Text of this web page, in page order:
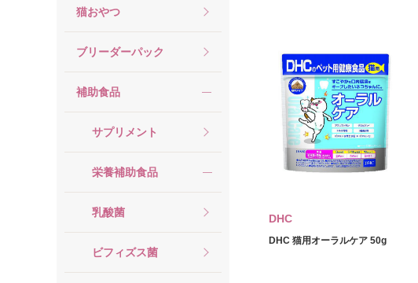
猫おやつ
ブリーダーパック
補助食品
サプリメント
栄養補助食品
乳酸菌
ビフィズス菌
DHC
DHC 猫用オーラルケア 50g